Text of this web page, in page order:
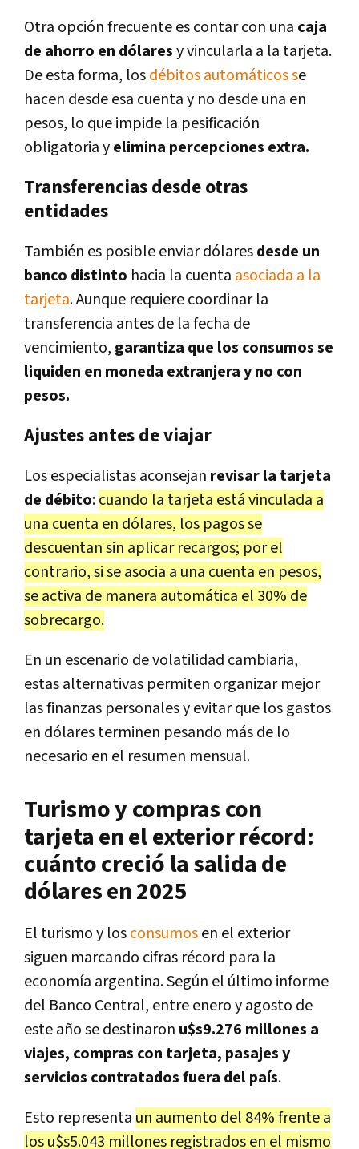
Otra opción frecuente es contar con una caja
de ahorro en dólaresy vincularla a la tarjeta.
De esta forma, losdébitos automáticos se
hacen desde esa cuenta y no desde una en
pesos, lo que impide la pesificación
obligatoria yelimina percepciones extra.
Transferencias desde otras
entidades
También es posible enviar dólaresdesde un
banco distinto hacia la cuenta asociada a la
tarjeta. Aunque requiere coordinar la
transferencia antes de la fecha de
vencimiento, garantiza que los consumos se
liquiden en moneda extranjera y no con
pesos.
Ajustes antes de viajar
Los especialistas aconsejan revisar la tarjeta
de débito:cuando la tarjeta está vinculada a
una cuenta en dólares, los pagos se
descuentan sin aplicar recargos; por el
contrario, si se asocia a una cuenta en pesos,
se activa de manera automática el 30% de
sobrecargo.
En un escenario de volatilidad cambiaria,
estas alternativas permiten organizar mejor
las finanzas personales y evitar que los gastos
en dólares terminen pesando más de lo
necesario en el resumen mensual.
Turismo y compras con
tarjeta en el exterior récord:
cuánto creció la salida de
dólares en 2025
El turismo y losconsumosen el exterior
siguen marcando cifras récord para la
economía argentina. Según el último informe
del Banco Central, entre enero y agosto de
este año se destinaron u$s9.276 millones a
viajes, compras con tarjeta, pasajes y
servicios contratados fuera del país.
Esto representa un aumento del 84% frente a
los u$s5.043 millones registrados en el mismo